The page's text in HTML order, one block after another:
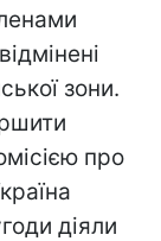
зони.
про
діяли